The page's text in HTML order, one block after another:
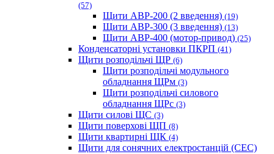
(57)
Щити АВР-200 (2 введення) (19)
Щити АВР-300 (3 введення) (13)
Щити АВР-400 (мотор-привод) (25)
Конденсаторні установки ПКРП (41)
Щити розподільчі ЩР (6)
Щити розподільчі модульного
обладнання ЩРм (3)
Щити розподільчі силового
обладнання ЩРс (3)
Щити силові ЩС (3)
Щити поверхові ЩП (8)
Щити квартирні ЩК (4)
Щити для сонячних електростанцій (СЕС)